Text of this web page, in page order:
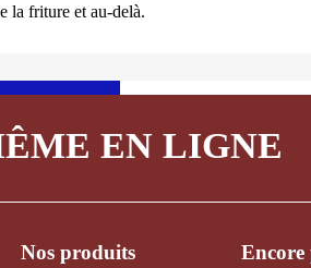
la friture et au-delà.
EN LIGNE
Nos produits Encore